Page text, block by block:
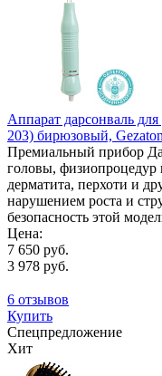
Аппарат дарсонваль
203) бирюзовый,
Премиальный прибор
головы, физиопроцедур
дерматита, перхоти и
нарушением роста и
безопасность этой
Цена:
7 650 руб.
3 978 руб.
6 отзывов
Купить
Спецпредложение
Хит